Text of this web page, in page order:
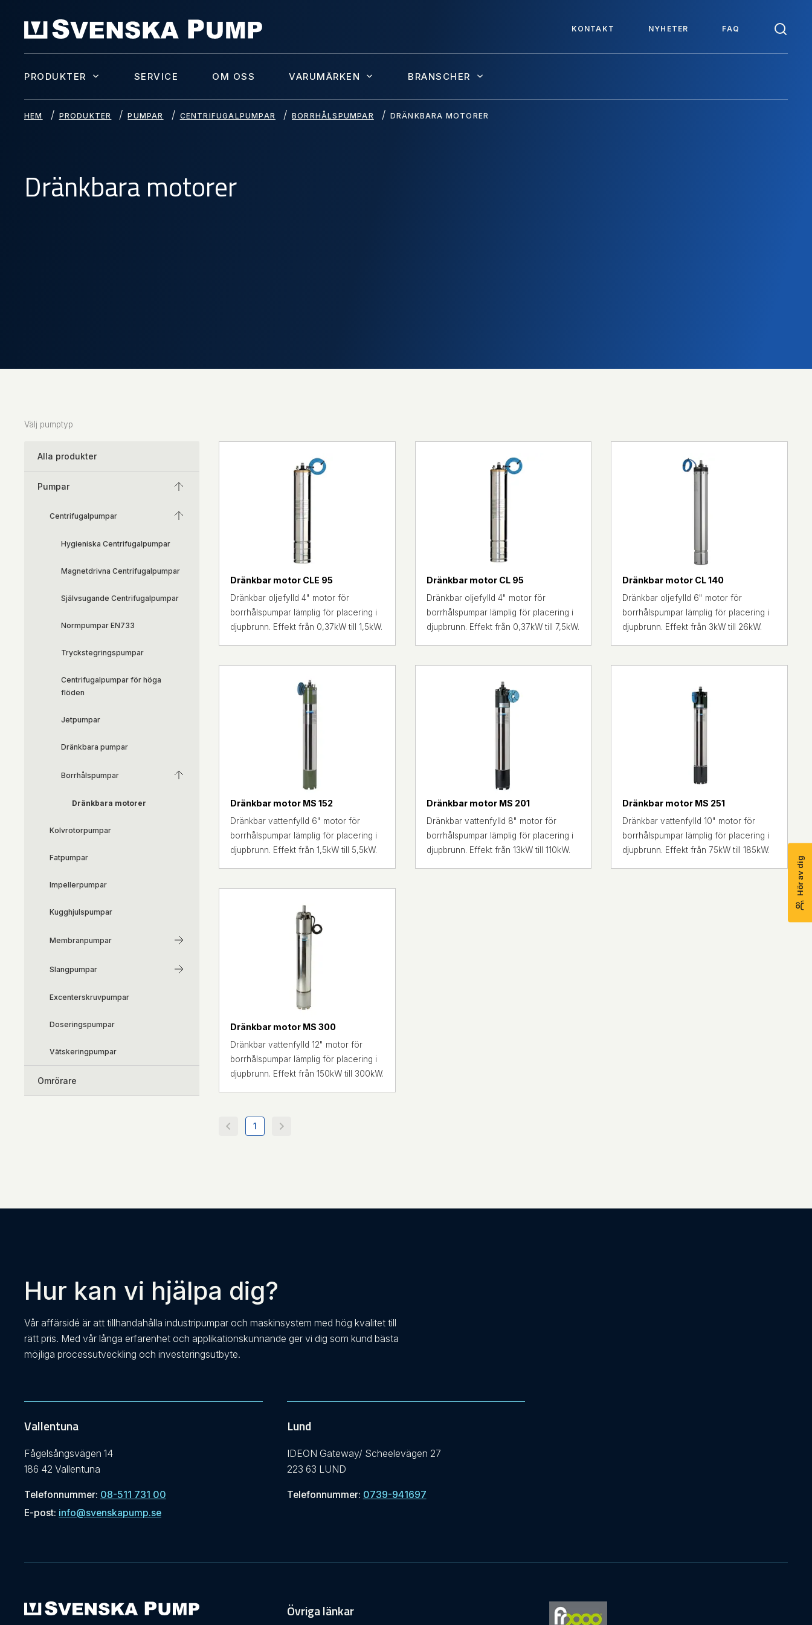
Hör av dig
KONTAKT NYHETER FAQ
PRODUKTER SERVICE OM OSS VARUMÄRKEN BRANSCHER
HEM PRODUKTER PUMPAR CENTRIFUGALPUMPAR BORRHÅLSPUMPAR DRÄNKBARA MOTORER
Dränkbara motorer
Välj pumptyp
Alla produkter
Pumpar
Centrifugalpumpar
Hygieniska Centrifugalpumpar
Magnetdrivna Centrifugalpumpar
Självsugande Centrifugalpumpar
Normpumpar EN733
Tryckstegringspumpar
Centrifugalpumpar för höga
flöden
Jetpumpar
Dränkbara pumpar
Borrhålspumpar
Dränkbara motorer
Kolvrotorpumpar
Fatpumpar
Impellerpumpar
Kugghjulspumpar
Membranpumpar
Slangpumpar
Excenterskruvpumpar
Doseringspumpar
Vätskeringpumpar
Omrörare
Dränkbar motor CLE 95
Dränkbar oljefylld 4" motor för
borrhålspumpar lämplig för placering i
djupbrunn. Effekt från 0,37kW till 1,5kW.
Dränkbar motor CL 95
Dränkbar oljefylld 4" motor för
borrhålspumpar lämplig för placering i
djupbrunn. Effekt från 0,37kW till 7,5kW.
Dränkbar motor CL 140
Dränkbar oljefylld 6" motor för
borrhålspumpar lämplig för placering i
djupbrunn. Effekt från 3kW till 26kW.
Dränkbar motor MS 152
Dränkbar vattenfylld 6" motor för
borrhålspumpar lämplig för placering i
djupbrunn. Effekt från 1,5kW till 5,5kW.
Dränkbar motor MS 201
Dränkbar vattenfylld 8" motor för
borrhålspumpar lämplig för placering i
djupbrunn. Effekt från 13kW till 110kW.
Dränkbar motor MS 251
Dränkbar vattenfylld 10" motor för
borrhålspumpar lämplig för placering i
djupbrunn. Effekt från 75kW till 185kW.
Dränkbar motor MS 300
Dränkbar vattenfylld 12" motor för
borrhålspumpar lämplig för placering i
djupbrunn. Effekt från 150kW till 300kW.
1
Hur kan vi hjälpa dig?
Vår affärsidé är att tillhandahålla industripumpar och maskinsystem med hög kvalitet till
rätt pris. Med vår långa erfarenhet och applikationskunnande ger vi dig som kund bästa
möjliga processutveckling och investeringsutbyte.
Vallentuna
Fågelsångsvägen 14
186 42 Vallentuna
Telefonnummer: 08-511 731 00
E-post: info@svenskapump.se
Lund
IDEON Gateway/ Scheelevägen 27
223 63 LUND
Telefonnummer: 0739-941697
Övriga länkar